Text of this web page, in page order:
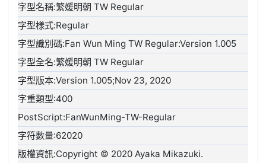
字型名稱:繁媛明朝 TW Regular
字型樣式:Regular
字型識別碼:Fan Wun Ming TW Regular:Version 1.005
字型全名:繁媛明朝 TW Regular
字型版本:Version 1.005;Nov 23, 2020
字重類型:400
PostScript:FanWunMing-TW-Regular
字符數量:62020
版權資訊:Copyright © 2020 Ayaka Mikazuki.